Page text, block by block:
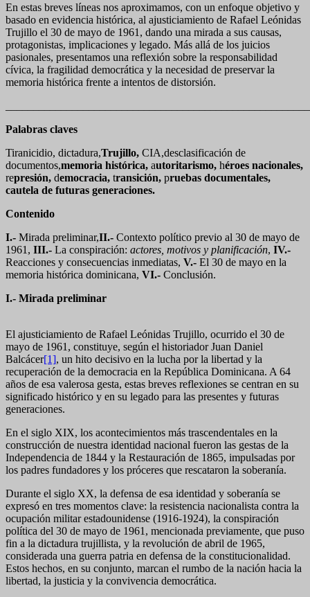
En estas breves líneas nos aproximamos, con un enfoque objetivo y
basado en evidencia histórica, al ajusticiamiento de Rafael Leónidas
Trujillo el 30 de mayo de 1961, dando una mirada a sus causas,
protagonistas, implicaciones y legado. Más allá de los juicios
pasionales, presentamos una reflexión sobre la responsabilidad
cívica, la fragilidad democrática y la necesidad de preservar la
memoria histórica frente a intentos de distorsión.
Palabras claves
Tiranicidio, dictadura,Trujillo, CIA,desclasificación de
documentos,memoria histórica, autoritarismo, héroes nacionales,
represión, democracia, transición, pruebas documentales,
cautela de futuras generaciones.
Contenido
I.- Mirada preliminar,II.- Contexto político previo al 30 de mayo de
1961, III.- La conspiración: actores, motivos y planificación, IV.-
Reacciones y consecuencias inmediatas, V.- El 30 de mayo en la
memoria histórica dominicana, VI.- Conclusión.
I.- Mirada preliminar
El ajusticiamiento de Rafael Leónidas Trujillo, ocurrido el 30 de
mayo de 1961, constituye, según el historiador Juan Daniel
Balcácer[1], un hito decisivo en la lucha por la libertad y la
recuperación de la democracia en la República Dominicana. A 64
años de esa valerosa gesta, estas breves reflexiones se centran en su
significado histórico y en su legado para las presentes y futuras
generaciones.
En el siglo XIX, los acontecimientos más trascendentales en la
construcción de nuestra identidad nacional fueron las gestas de la
Independencia de 1844 y la Restauración de 1865, impulsadas por
los padres fundadores y los próceres que rescataron la soberanía.
Durante el siglo XX, la defensa de esa identidad y soberanía se
expresó en tres momentos clave: la resistencia nacionalista contra la
ocupación militar estadounidense (1916-1924), la conspiración
política del 30 de mayo de 1961, mencionada previamente, que puso
fin a la dictadura trujillista, y la revolución de abril de 1965,
considerada una guerra patria en defensa de la constitucionalidad.
Estos hechos, en su conjunto, marcan el rumbo de la nación hacia la
libertad, la justicia y la convivencia democrática.